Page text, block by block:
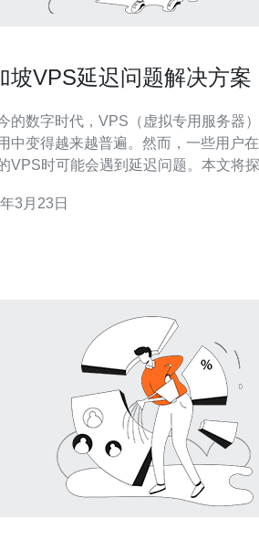
坡VPS延迟问题解决方案
的数字时代，VPS（虚拟专用服务器
中变得越来越普遍。然而，一些用户
VPS时可能会遇到延迟问题。本文将
一个繁忙的亚洲商业中心，因此网络使
3月23日